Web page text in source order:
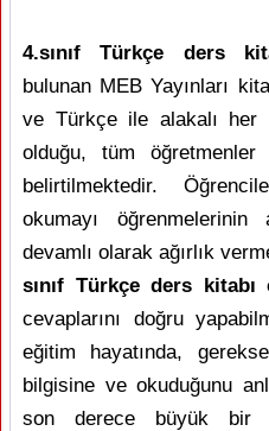
4.sınıf Türkçe ders
bulunan MEB Yayınları
ve Türkçe ile alakalı her
olduğu, tüm
belirtilmektedir.
okumayı öğrenmelerinin
devamlı olarak ağırlık
sınıf Türkçe ders kitabı
cevaplarını doğru
eğitim hayatında,
bilgisine ve okuduğunu
son derece büyük bir